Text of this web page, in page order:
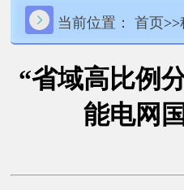
当前位置： 首页>>
“省域高比例
能电网